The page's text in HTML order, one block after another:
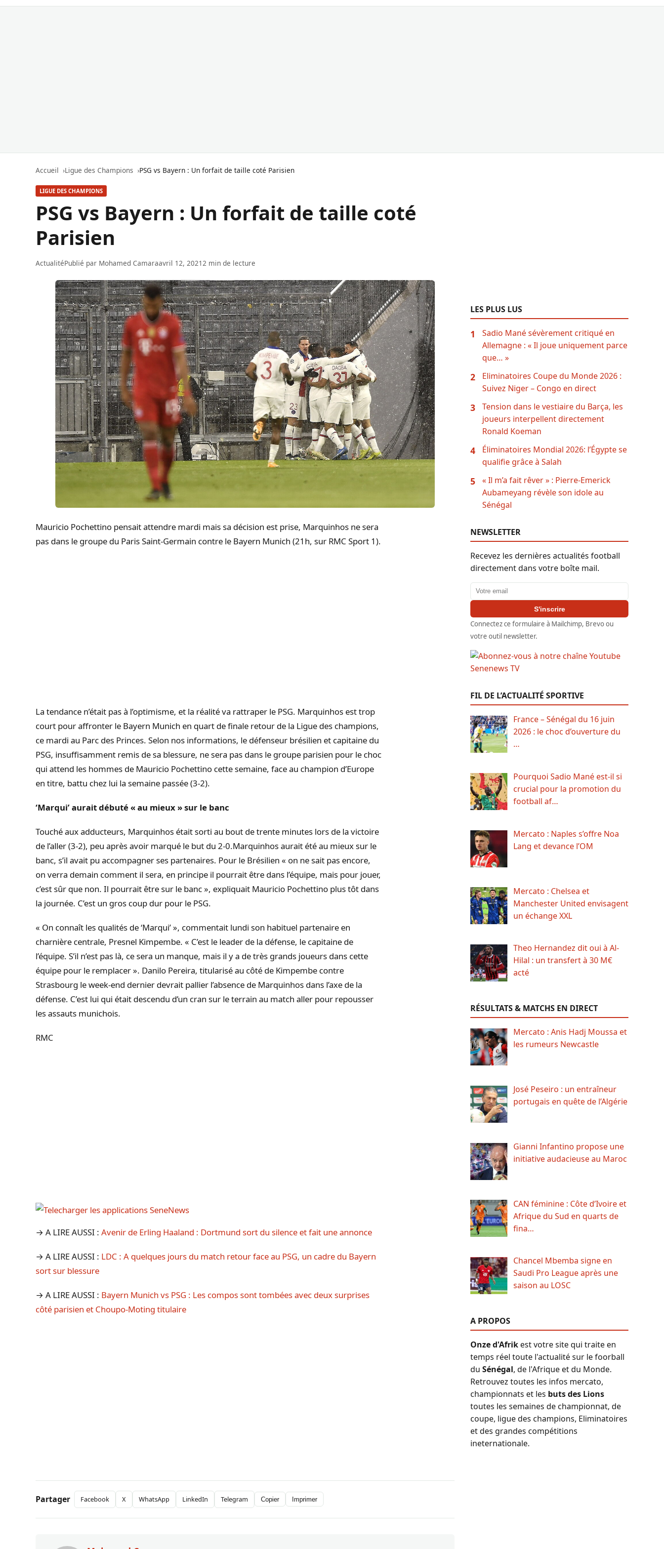
Accueil Ligue des Champions PSG vs Bayern : Un forfait de taille coté Parisien
LIGUE DES CHAMPIONS
PSG vs Bayern : Un forfait de taille coté
Parisien
ActualitéPublié par Mohamed Camaraavril 12, 20212 min de lecture
Mauricio Pochettino pensait attendre mardi mais sa décision est prise, Marquinhos ne sera
pas dans le groupe du Paris Saint-Germain contre le Bayern Munich (21h, sur RMC Sport 1).
La tendance n’était pas à l’optimisme, et la réalité va rattraper le PSG. Marquinhos est trop
court pour affronter le Bayern Munich en quart de finale retour de la Ligue des champions,
ce mardi au Parc des Princes. Selon nos informations, le défenseur brésilien et capitaine du
PSG, insuffisamment remis de sa blessure, ne sera pas dans le groupe parisien pour le choc
qui attend les hommes de Mauricio Pochettino cette semaine, face au champion d’Europe
en titre, battu chez lui la semaine passée (3-2).
‘Marqui’ aurait débuté « au mieux » sur le banc
Touché aux adducteurs, Marquinhos était sorti au bout de trente minutes lors de la victoire
de l’aller (3-2), peu après avoir marqué le but du 2-0.Marquinhos aurait été au mieux sur le
banc, s’il avait pu accompagner ses partenaires. Pour le Brésilien « on ne sait pas encore,
on verra demain comment il sera, en principe il pourrait être dans l’équipe, mais pour jouer,
c’est sûr que non. Il pourrait être sur le banc », expliquait Mauricio Pochettino plus tôt dans
la journée. C’est un gros coup dur pour le PSG.
« On connaît les qualités de ‘Marqui’ », commentait lundi son habituel partenaire en
charnière centrale, Presnel Kimpembe. « C’est le leader de la défense, le capitaine de
l’équipe. S’il n’est pas là, ce sera un manque, mais il y a de très grands joueurs dans cette
équipe pour le remplacer ». Danilo Pereira, titularisé au côté de Kimpembe contre
Strasbourg le week-end dernier devrait pallier l’absence de Marquinhos dans l’axe de la
défense. C’est lui qui était descendu d’un cran sur le terrain au match aller pour repousser
les assauts munichois.
RMC
→ A LIRE AUSSI : Avenir de Erling Haaland : Dortmund sort du silence et fait une annonce
→ A LIRE AUSSI : LDC : A quelques jours du match retour face au PSG, un cadre du Bayern
sort sur blessure
→ A LIRE AUSSI : Bayern Munich vs PSG : Les compos sont tombées avec deux surprises
côté parisien et Choupo-Moting titulaire
Partager Facebook X WhatsApp LinkedIn Telegram Copier Imprimer
LES PLUS LUS
1
Sadio Mané sévèrement critiqué en
Allemagne : « Il joue uniquement parce
que… »
2
Eliminatoires Coupe du Monde 2026 :
Suivez Niger – Congo en direct
3
Tension dans le vestiaire du Barça, les
joueurs interpellent directement
Ronald Koeman
4
Éliminatoires Mondial 2026: l’Égypte se
qualifie grâce à Salah
5
« Il m’a fait rêver » : Pierre-Emerick
Aubameyang révèle son idole au
Sénégal
NEWSLETTER
Recevez les dernières actualités football
directement dans votre boîte mail.
Adresse email
S'inscrire
Connectez ce formulaire à Mailchimp, Brevo ou
votre outil newsletter.
FIL DE L’ACTUALITÉ SPORTIVE
France – Sénégal du 16 juin
2026 : le choc d’ouverture du
…
Pourquoi Sadio Mané est-il si
crucial pour la promotion du
football af…
Mercato : Naples s’offre Noa
Lang et devance l’OM
Mercato : Chelsea et
Manchester United envisagent
un échange XXL
Theo Hernandez dit oui à Al-
Hilal : un transfert à 30 M€
acté
RÉSULTATS & MATCHS EN DIRECT
Mercato : Anis Hadj Moussa et
les rumeurs Newcastle
José Peseiro : un entraîneur
portugais en quête de l’Algérie
Gianni Infantino propose une
initiative audacieuse au Maroc
CAN féminine : Côte d’Ivoire et
Afrique du Sud en quarts de
fina…
Chancel Mbemba signe en
Saudi Pro League après une
saison au LOSC
A PROPOS
Onze d'Afrikest votre site qui traite en
temps réel toute l'actualité sur le foorball
du Sénégal, de l'Afrique et du Monde.
Retrouvez toutes les infos mercato,
championnats et les buts des Lions
toutes les semaines de championnat, de
coupe, ligue des champions, Eliminatoires
et des grandes compétitions
ineternationale.